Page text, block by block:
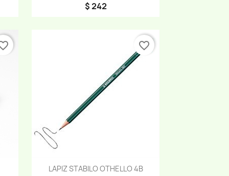
$ 242
LAPIZ STABILO OTHELLO 4B
Vista rápida
favorite_border